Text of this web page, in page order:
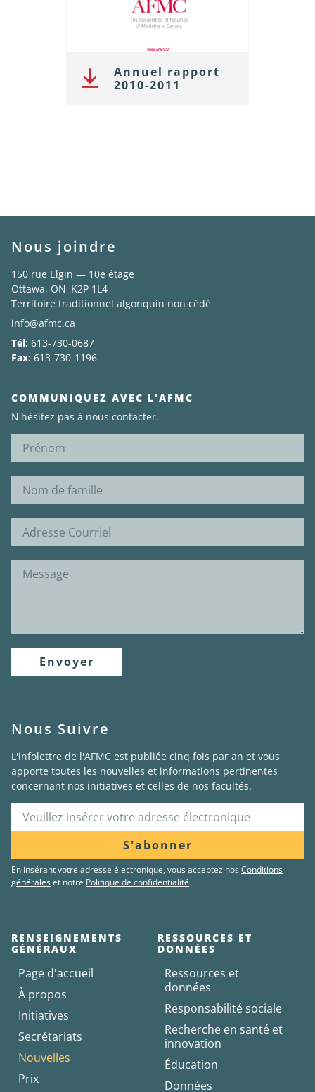
Annuel rapport
2010-2011
Nous joindre
150 rue Elgin — 10e étage
Ottawa, ON K2P 1L4
Territoire traditionnel algonquin non cédé
info@afmc.ca
Tél: 613-730-0687
Fax: 613-730-1196
COMMUNIQUEZ AVEC L'AFMC
N'hésitez pas à nous contacter.
Envoyer
Nous Suivre
L'infolettre de l'AFMC est publiée cinq fois par an et vous
apporte toutes les nouvelles et informations pertinentes
concernant nos initiatives et celles de nos facultés.
S'abonner
En insérant votre adresse électronique, vous acceptez nosConditions
généraleset notre Politique de confidentialité.
RENSEIGNEMENTS
GÉNÉRAUX
Page d'accueil
À propos
Initiatives
Secrétariats
Nouvelles
Prix
RESSOURCES ET
DONNÉES
Ressources et
données
Responsabilité sociale
Recherche en santé et
innovation
Éducation
Données